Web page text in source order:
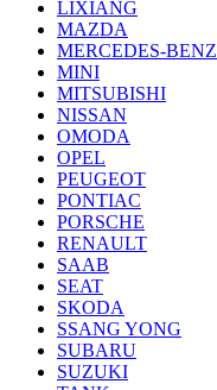
LIXIANG
MAZDA
MERCEDES-BENZ
MINI
MITSUBISHI
NISSAN
OMODA
OPEL
PEUGEOT
PONTIAC
PORSCHE
RENAULT
SAAB
SEAT
SKODA
SSANG YONG
SUBARU
SUZUKI